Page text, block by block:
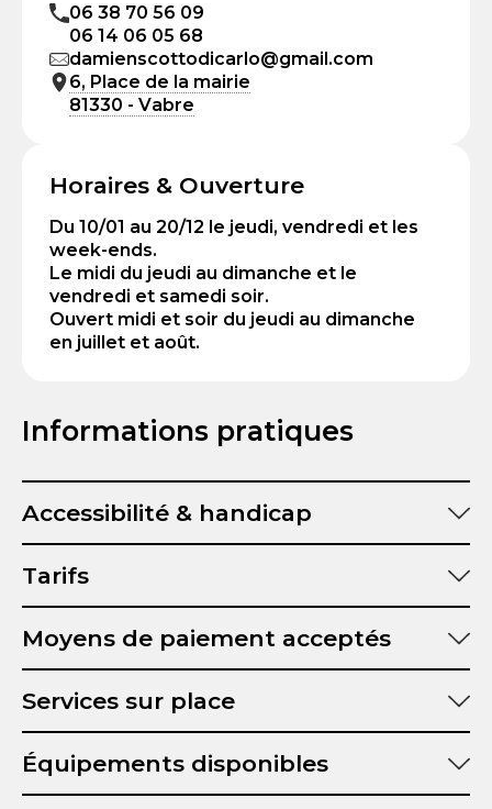
06 38 70 56 09
06 14 06 05 68
damienscottodicarlo@gmail.com
6, Place de la mairie
81330 - Vabre
Horaires & Ouverture
Du 10/01 au 20/12 le jeudi, vendredi et les
week-ends.
Le midi du jeudi au dimanche et le
vendredi et samedi soir.
Ouvert midi et soir du jeudi au dimanche
en juillet et août.
Informations pratiques
Accessibilité & handicap
Tarifs
Moyens de paiement acceptés
Services sur place
Équipements disponibles